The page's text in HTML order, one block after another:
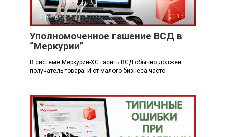
Справка 15
Уполномоченное гашение ВСД в
“Меркурии”
В системе Меркурий-ХС гасить ВСД обычно должен
получатель товара. И от малого бизнеса часто